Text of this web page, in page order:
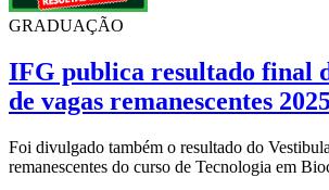
GRADUAÇÃO
IFG publica resultado final
de vagas remanescentes
Foi divulgado também o resultado do
remanescentes do curso de Tecnologia em